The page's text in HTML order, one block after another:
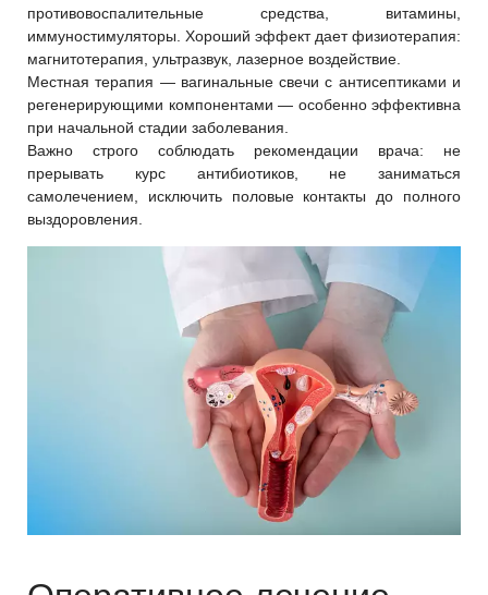
противовоспалительные средства, витамины,
иммуностимуляторы. Хороший эффект дает физиотерапия:
магнитотерапия, ультразвук, лазерное воздействие.
Местная терапия — вагинальные свечи с антисептиками и
регенерирующими компонентами — особенно эффективна
при начальной стадии заболевания.
Важно строго соблюдать рекомендации врача: не
прерывать курс антибиотиков, не заниматься
самолечением, исключить половые контакты до полного
выздоровления.